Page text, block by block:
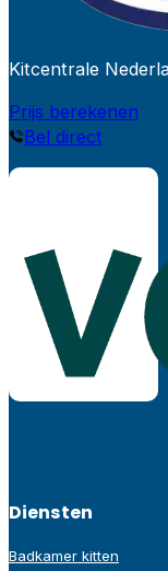
Kitcentrale
Prijs berekenen
Bel direct
Diensten
Badkamer kitten